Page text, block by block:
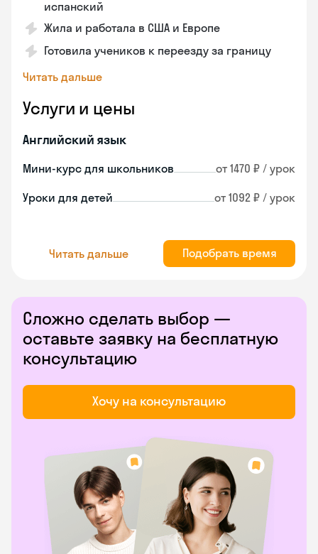
испанский
Жила и работала в США и Европе
Готовила учеников к переезду за границу
Читать дальше
Услуги и цены
Английский язык
Мини-курс для школьников от 1470 ₽ / урок
Уроки для детей от 1092 ₽ / урок
Читать дальше Подобрать время
Сложно сделать выбор —
оставьте заявку на бесплатную
консультацию
Хочу на консультацию